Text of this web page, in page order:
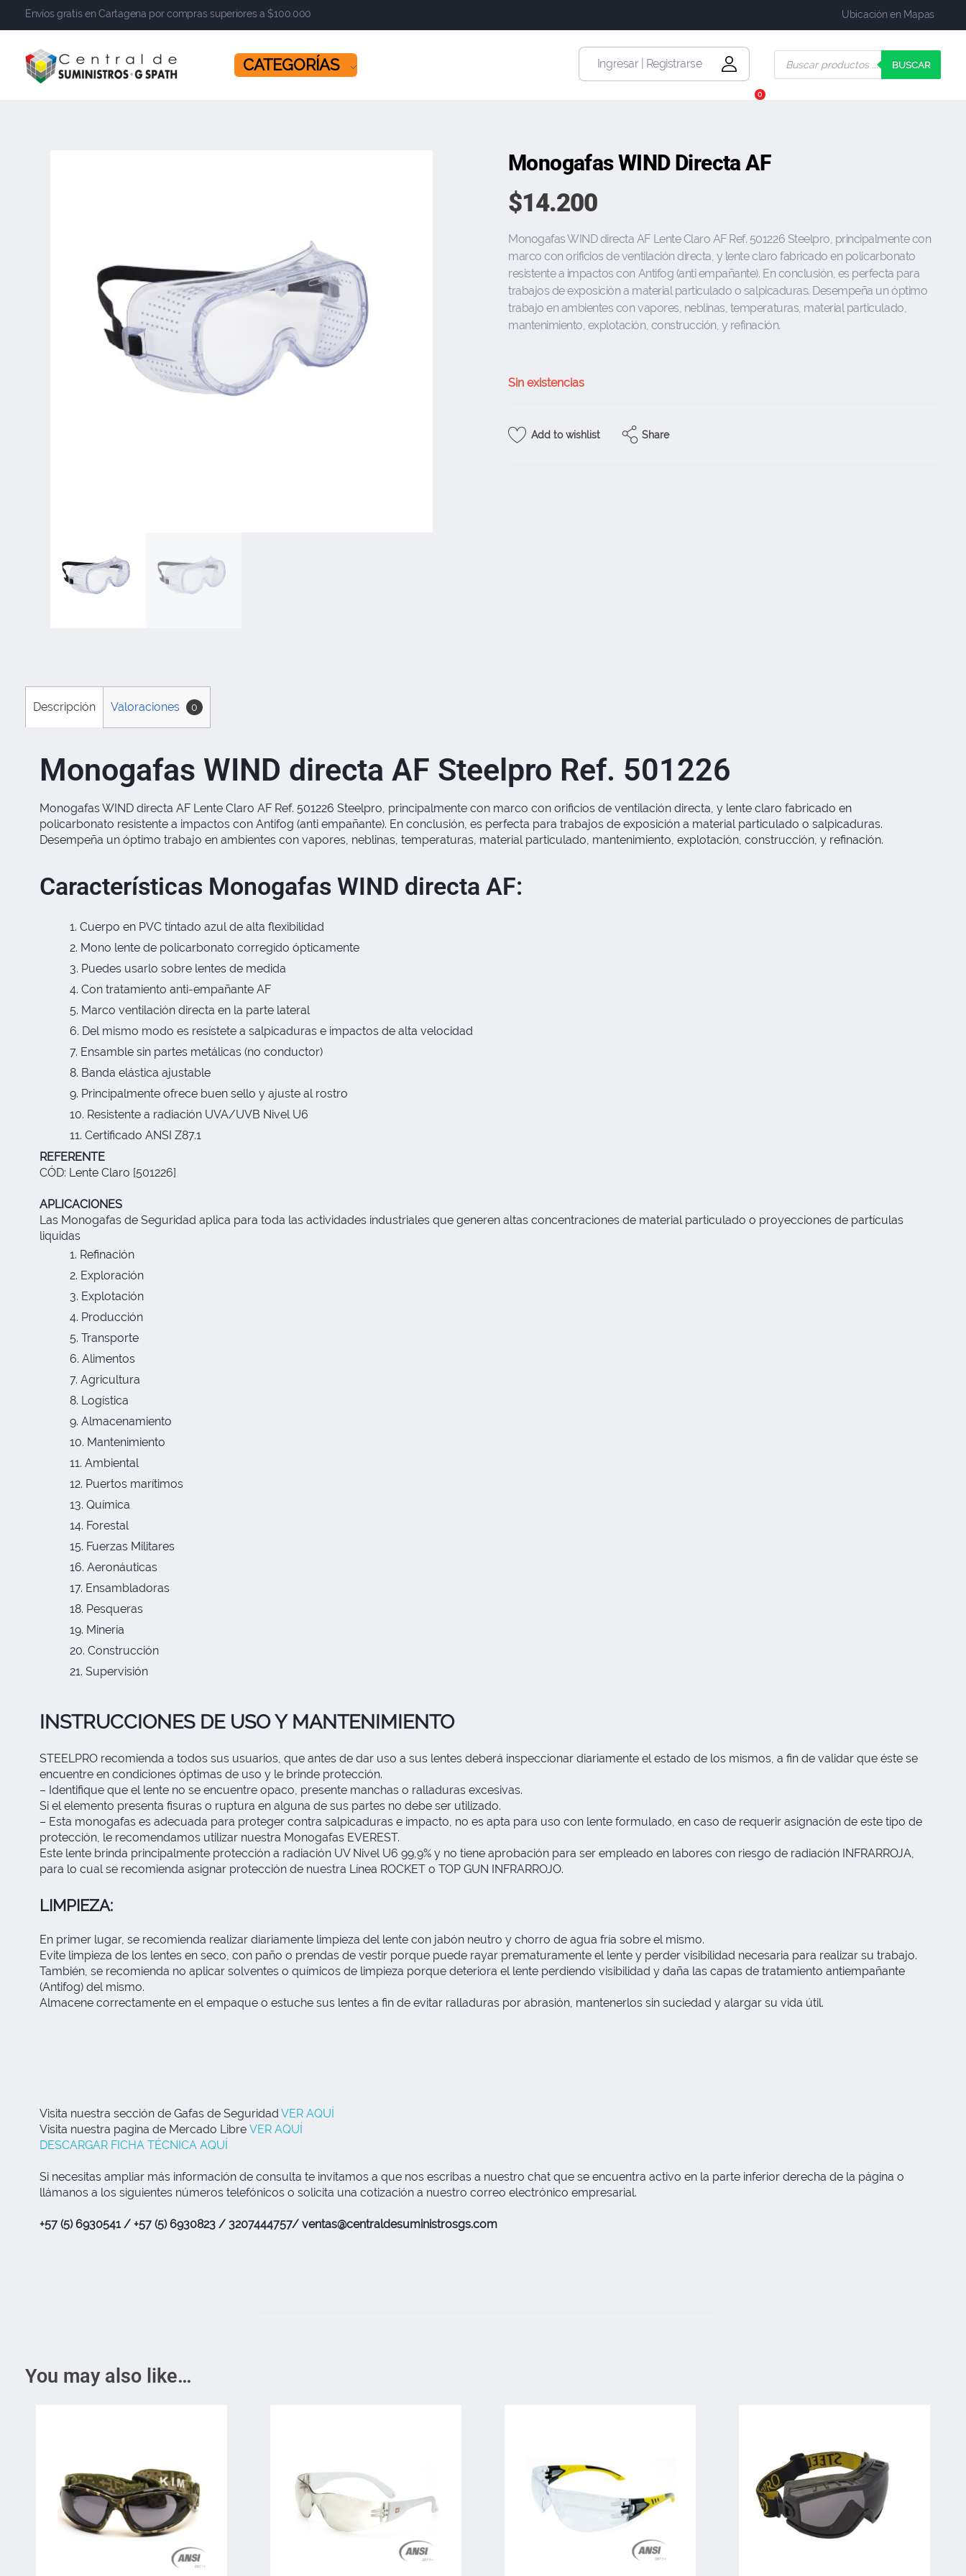
Envíos gratis en Cartagena por compras superiores a $100.000 Ubicación en Mapas
​​​​​​​ CATEGORÍAS Ingresar | Registrarse
0
BUSCAR
Monogafas WIND Directa AF
$14.200
Monogafas WIND directa AF Lente Claro AF Ref. 501226 Steelpro, principalmente con
marco con orificios de ventilación directa, y lente claro fabricado en policarbonato
resistente a impactos con Antifog (anti empañante). En conclusión, es perfecta para
trabajos de exposición a material particulado o salpicaduras. Desempeña un óptimo
trabajo en ambientes con vapores, neblinas, temperaturas, material particulado,
mantenimiento, explotación, construcción, y refinación.
Sin existencias
Add to wishlist Share
Descripción Valoraciones 0
Monogafas WIND directa AF Steelpro Ref. 501226
Monogafas WIND directa AF Lente Claro AF Ref. 501226 Steelpro, principalmente con marco con orificios de ventilación directa, y lente claro fabricado en
policarbonato resistente a impactos con Antifog (anti empañante). En conclusión, es perfecta para trabajos de exposición a material particulado o salpicaduras.
Desempeña un óptimo trabajo en ambientes con vapores, neblinas, temperaturas, material particulado, mantenimiento, explotación, construcción, y refinación.
Características Monogafas WIND directa AF:
Cuerpo en PVC tintado azul de alta flexibilidad
Mono lente de policarbonato corregido ópticamente
Puedes usarlo sobre lentes de medida
Con tratamiento anti-empañante AF
Marco ventilación directa en la parte lateral
Del mismo modo es resístete a salpicaduras e impactos de alta velocidad
Ensamble sin partes metálicas (no conductor)
Banda elástica ajustable
Principalmente ofrece buen sello y ajuste al rostro
Resistente a radiación UVA/UVB Nivel U6
Certificado ANSI Z87.1
REFERENTE
CÓD: Lente Claro [501226]
APLICACIONES
Las Monogafas de Seguridad aplica para toda las actividades industriales que generen altas concentraciones de material particulado o proyecciones de partículas
liquidas
Refinación
Exploración
Explotación
Producción
Transporte
Alimentos
Agricultura
Logística
Almacenamiento
Mantenimiento
Ambiental
Puertos marítimos
Química
Forestal
Fuerzas Militares
Aeronáuticas
Ensambladoras
Pesqueras
Minería
Construcción
Supervisión
INSTRUCCIONES DE USO Y MANTENIMIENTO
STEELPRO recomienda a todos sus usuarios, que antes de dar uso a sus lentes deberá inspeccionar diariamente el estado de los mismos, a fin de validar que éste se
encuentre en condiciones óptimas de uso y le brinde protección.
– Identifique que el lente no se encuentre opaco, presente manchas o ralladuras excesivas.
Si el elemento presenta fisuras o ruptura en alguna de sus partes no debe ser utilizado.
– Esta monogafas es adecuada para proteger contra salpicaduras e impacto, no es apta para uso con lente formulado, en caso de requerir asignación de este tipo de
protección, le recomendamos utilizar nuestra Monogafas EVEREST.
Este lente brinda principalmente protección a radiación UV Nivel U6 99,9% y no tiene aprobación para ser empleado en labores con riesgo de radiación INFRARROJA,
para lo cual se recomienda asignar protección de nuestra Línea ROCKET o TOP GUN INFRARROJO.
LIMPIEZA:
En primer lugar, se recomienda realizar diariamente limpieza del lente con jabón neutro y chorro de agua fría sobre el mismo.
Evite limpieza de los lentes en seco, con paño o prendas de vestir porque puede rayar prematuramente el lente y perder visibilidad necesaria para realizar su trabajo.
También, se recomienda no aplicar solventes o químicos de limpieza porque deteriora el lente perdiendo visibilidad y daña las capas de tratamiento antiempañante
(Antifog) del mismo.
Almacene correctamente en el empaque o estuche sus lentes a fin de evitar ralladuras por abrasión, mantenerlos sin suciedad y alargar su vida útil.
Visita nuestra sección de Gafas de Seguridad VER AQUÍ
Visita nuestra pagina de Mercado Libre VER AQUÍ
DESCARGAR FICHA TÉCNICA AQUÍ
Si necesitas ampliar más información de consulta te invitamos a que nos escribas a nuestro chat que se encuentra activo en la parte inferior derecha de la página o
llámanos a los siguientes números telefónicos o solicita una cotización a nuestro correo electrónico empresarial.
+57 (5) 6930541 / +57 (5) 6930823 / 3207444757/ ventas@centraldesuministrosgs.com
You may also like…